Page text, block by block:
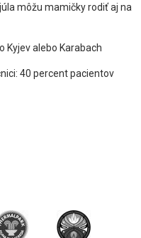
môžu mamičky rodiť aj na
Kyjev alebo Karabach
40 percent pacientov